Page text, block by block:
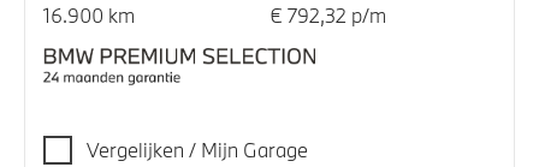
16.900 km € 792,32 p/m
Vergelijken / Mijn Garage